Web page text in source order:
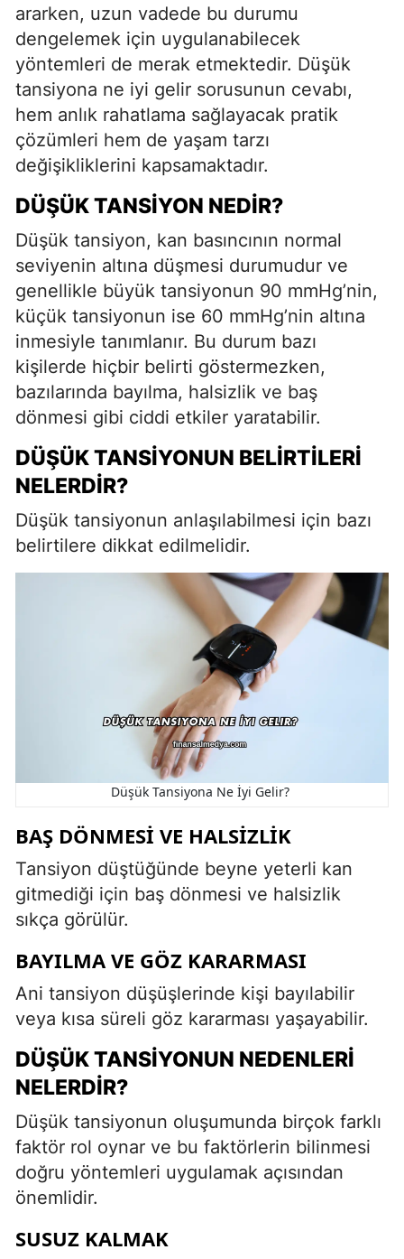
ararken, uzun vadede bu durumu
dengelemek için uygulanabilecek
yöntemleri de merak etmektedir. Düşük
tansiyona ne iyi gelir sorusunun cevabı,
hem anlık rahatlama sağlayacak pratik
çözümleri hem de yaşam tarzı
değişikliklerini kapsamaktadır.
DÜŞÜK TANSIYON NEDIR?
Düşük tansiyon, kan basıncının normal
seviyenin altına düşmesi durumudur ve
genellikle büyük tansiyonun 90 mmHg’nin,
küçük tansiyonun ise 60 mmHg’nin altına
inmesiyle tanımlanır. Bu durum bazı
kişilerde hiçbir belirti göstermezken,
bazılarında bayılma, halsizlik ve baş
dönmesi gibi ciddi etkiler yaratabilir.
DÜŞÜK TANSIYONUN BELIRTILERI
NELERDIR?
Düşük tansiyonun anlaşılabilmesi için bazı
belirtilere dikkat edilmelidir.
Düşük Tansiyona Ne İyi Gelir?
BAŞ DÖNMESI VE HALSIZLIK
Tansiyon düştüğünde beyne yeterli kan
gitmediği için baş dönmesi ve halsizlik
sıkça görülür.
BAYILMA VE GÖZ KARARMASI
Ani tansiyon düşüşlerinde kişi bayılabilir
veya kısa süreli göz kararması yaşayabilir.
DÜŞÜK TANSIYONUN NEDENLERI
NELERDIR?
Düşük tansiyonun oluşumunda birçok farklı
faktör rol oynar ve bu faktörlerin bilinmesi
doğru yöntemleri uygulamak açısından
önemlidir.
SUSUZ KALMAK